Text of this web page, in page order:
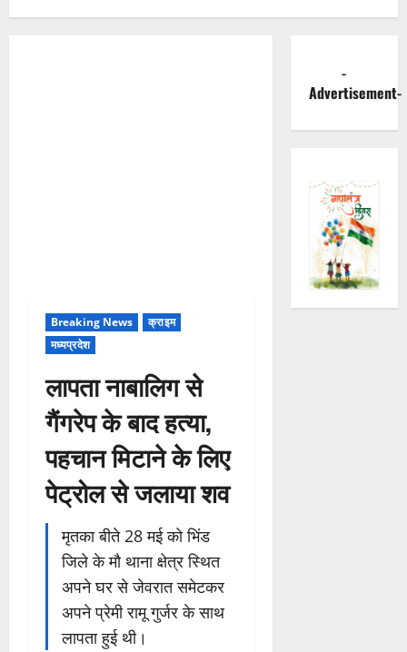
Breaking News
क्राइम
मध्यप्रदेश
लापता नाबालिग से
गैंगरेप के बाद हत्या,
पहचान मिटाने के लिए
पेट्रोल से जलाया शव
मृतका बीते 28 मई को भिंड
जिले के मौ थाना क्षेत्र स्थित
अपने घर से जेवरात समेटकर
अपने प्रेमी रामू गुर्जर के साथ
लापता हुई थी।
-
Advertisement-